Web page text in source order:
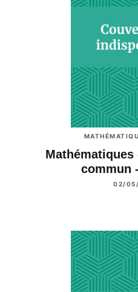
commun
02/